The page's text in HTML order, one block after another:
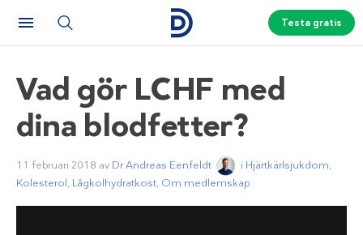
Testa gratis
Vad gör LCHF med
dina blodfetter?
11 februari 2018 av Dr Andreas Eenfeldt i Hjärtkärlsjukdom,
Kolesterol, Lågkolhydratkost, Om medlemskap